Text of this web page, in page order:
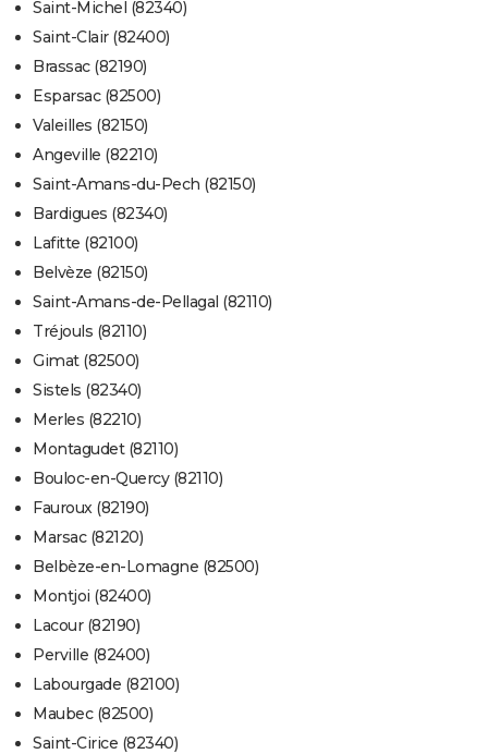
Saint-Michel (82340)
Saint-Clair (82400)
Brassac (82190)
Esparsac (82500)
Valeilles (82150)
Angeville (82210)
Saint-Amans-du-Pech (82150)
Bardigues (82340)
Lafitte (82100)
Belvèze (82150)
Saint-Amans-de-Pellagal (82110)
Tréjouls (82110)
Gimat (82500)
Sistels (82340)
Merles (82210)
Montagudet (82110)
Bouloc-en-Quercy (82110)
Fauroux (82190)
Marsac (82120)
Belbèze-en-Lomagne (82500)
Montjoi (82400)
Lacour (82190)
Perville (82400)
Labourgade (82100)
Maubec (82500)
Saint-Cirice (82340)